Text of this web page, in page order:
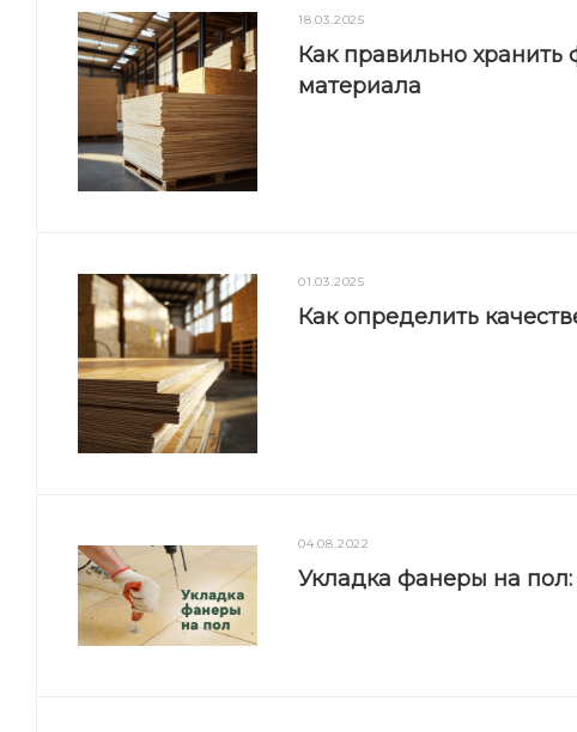
18.03.2025
Как правильно хранить
материала
01.03.2025
Как определить
04.08.2022
Укладка фанеры на пол: